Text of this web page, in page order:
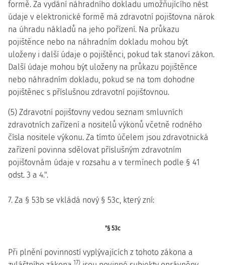
formě. Za vydání náhradního dokladu umožňujícího nést
údaje v elektronické formě má zdravotní pojišťovna nárok
na úhradu nákladů na jeho pořízení. Na průkazu
pojištěnce nebo na náhradním dokladu mohou být
uloženy i další údaje o pojištěnci, pokud tak stanoví zákon.
Další údaje mohou být uloženy na průkazu pojištěnce
nebo náhradním dokladu, pokud se na tom dohodne
pojištěnec s příslušnou zdravotní pojišťovnou.
(5) Zdravotní pojišťovny vedou seznam smluvních
zdravotních zařízení a nositelů výkonů včetně rodného
čísla nositele výkonu. Za tímto účelem jsou zdravotnická
zařízení povinna sdělovat příslušným zdravotním
pojišťovnám údaje v rozsahu a v termínech podle § 41
odst. 3 a 4.".
7. Za § 53b se vkládá nový § 53c, který zní:
"§ 53c
Při plnění povinností vyplývajících z tohoto zákona a
17)